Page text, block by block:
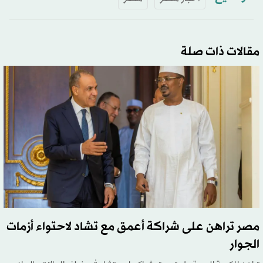
مقالات ذات صلة
مصر تراهن على شراكة أعمق مع تشاد لاحتواء أزمات
الجوار